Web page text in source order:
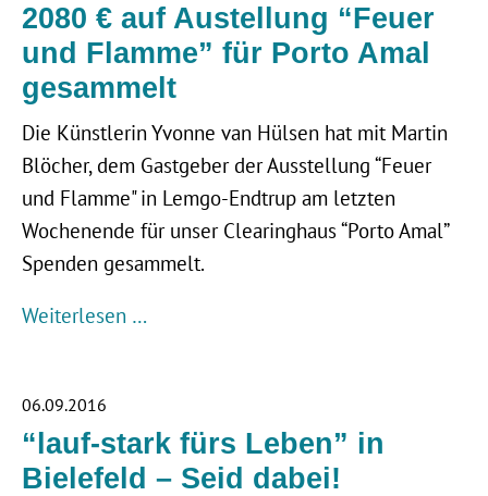
2080 € auf Austellung “Feuer
und Flamme” für Porto Amal
gesammelt
Die Künstlerin Yvonne van Hülsen hat mit Martin
Blöcher, dem Gastgeber der Ausstellung “Feuer
und Flamme" in Lemgo-Endtrup am letzten
Wochenende für unser Clearinghaus “Porto Amal”
Spenden gesammelt.
Weiterlesen …
06.09.2016
“lauf-stark fürs Leben” in
Bielefeld – Seid dabei!